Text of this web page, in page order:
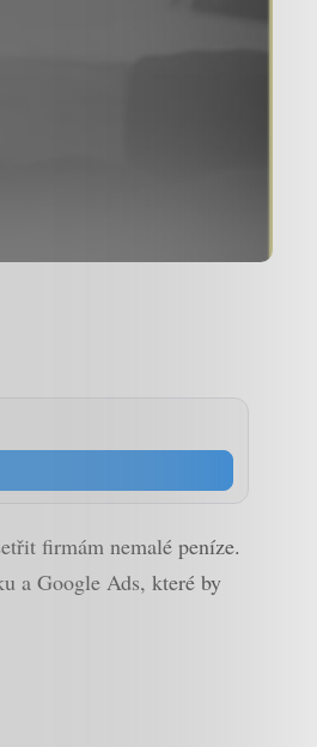
firmám nemalé peníze.
a Google Ads, které by